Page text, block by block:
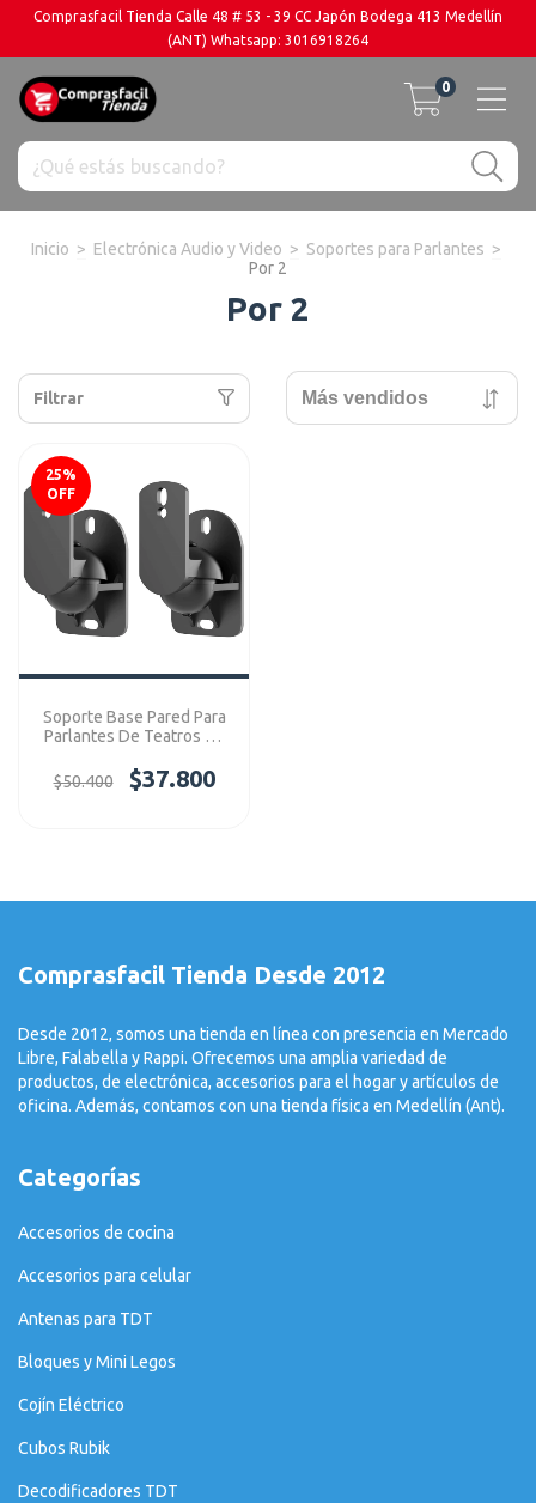
Comprasfacil Tienda Calle 48 # 53 - 39 CC Japón Bodega 413 Medellín
(ANT) Whatsapp: 3016918264
0
Inicio > Electrónica Audio y Video > Soportes para Parlantes >
Por 2
Por 2
Filtrar
25%
OFF
Soporte Base Pared Para
Parlantes De Teatros En
$50.400
$37.800
Comprasfacil Tienda Desde 2012
Desde 2012, somos una tienda en línea con presencia en Mercado
Libre, Falabella y Rappi. Ofrecemos una amplia variedad de
productos, de electrónica, accesorios para el hogar y artículos de
oficina. Además, contamos con una tienda física en Medellín (Ant).
Categorías
Accesorios de cocina
Accesorios para celular
Antenas para TDT
Bloques y Mini Legos
Cojín Eléctrico
Cubos Rubik
Decodificadores TDT